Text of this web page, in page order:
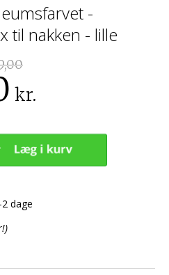
-
til nakken - lille
kr.
2 dage